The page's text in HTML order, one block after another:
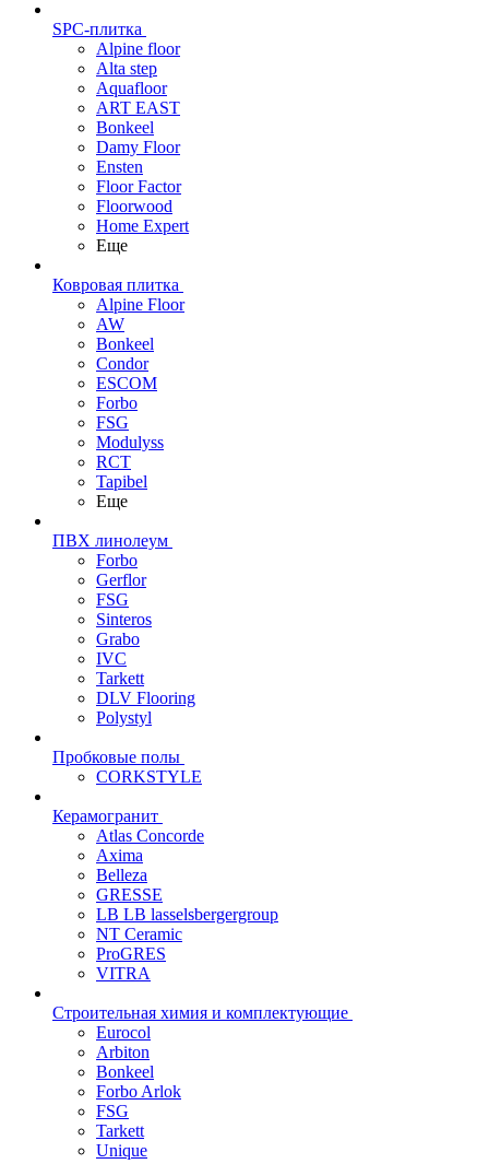
SPC-плитка
Alpine floor
Alta step
Aquafloor
ART EAST
Bonkeel
Damy Floor
Ensten
Floor Factor
Floorwood
Home Expert
Еще
Ковровая плитка
Alpine Floor
AW
Bonkeel
Condor
ESCOM
Forbo
FSG
Modulyss
RCT
Tapibel
Еще
ПВХ линолеум
Forbo
Gerflor
FSG
Sinteros
Grabo
IVC
Tarkett
DLV Flooring
Polystyl
Пробковые полы
CORKSTYLE
Керамогранит
Atlas Concorde
Axima
Belleza
GRESSE
LB LB lasselsbergergroup
NT Ceramic
ProGRES
VITRA
Строительная химия и комплектующие
Eurocol
Arbiton
Bonkeel
Forbo Arlok
FSG
Tarkett
Unique